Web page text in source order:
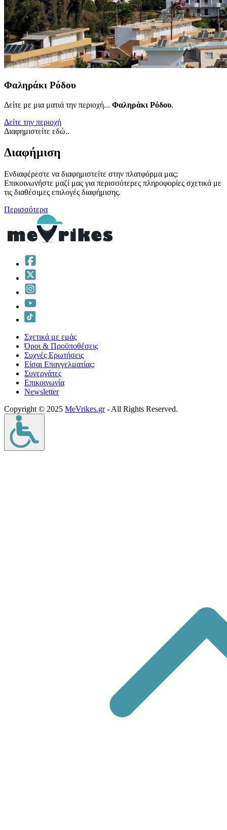
Φαληράκι Ρόδου
Δείτε με μια ματιά την περιοχή... Φαληράκι Ρόδου.
Δείτε την περιοχή
Διαφημιστείτε εδώ..
Διαφήμιση
Ενδιαφέρεστε να διαφημιστείτε στην πλατφόρμα μας;
Επικοινωνήστε μαζί μας για περισσότερες πληροφορίες σχετικά με
τις διαθέσιμες επιλογές διαφήμισης.
Περισσότερα
Σχετικά με εμάς
Όροι & Προϋποθέσεις
Συχνές Ερωτήσεις
Είσαι Επαγγελματίας;
Συνεργάτες
Επικοινωνία
Νewsletter
Copyright © 2025 MeVrikes.gr- All Rights Reserved.